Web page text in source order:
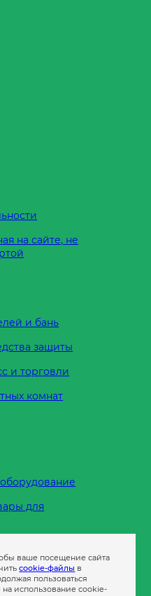
на сайте, не
и бань
защиты
и торговли
комнат
для
ваше посещение сайта
cookie-файлы в
пользоваться
использование cookie-